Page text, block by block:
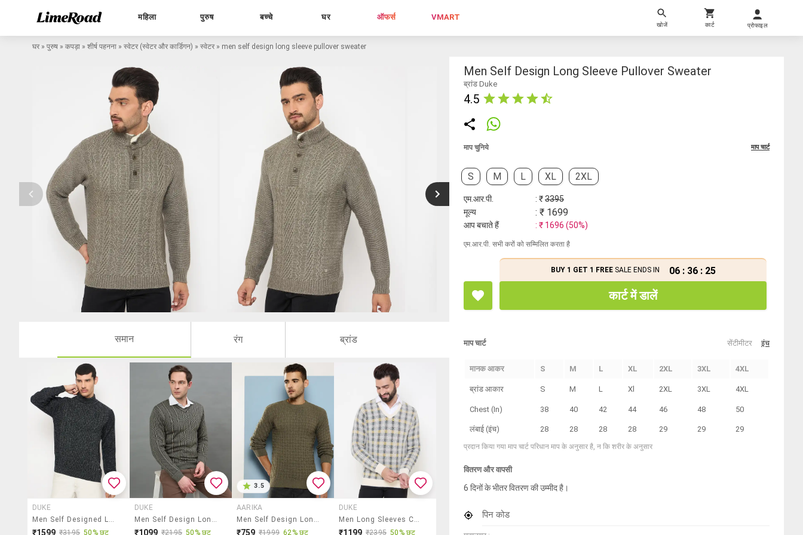
महिला पुरुष बच्चे घर ऑफर्स VMART
खोजें कार्ट प्रोफाइल
घर » पुरुष » कपड़ा » शीर्ष पहनना » स्वेटर (स्वेटर और कार्डिगन) » स्वेटर » men self design long sleeve pullover sweater
समान रंग ब्रांड
DUKE
Men Self Designed Long Sleeve Pullover
₹1599 ₹3195 50% छूट
DUKE
Men Self Design Long Sleeve Regualr Fit Pullover
₹1099 ₹2195 50% छूट
3.5
AARIKA
Men Self Design Long Sleeve Regular Fit Pullover
₹759 ₹1999 62% छूट
DUKE
Men Long Sleeves Checkered Pullover
₹1199 ₹2395 50% छूट
Men Self Design Long Sleeve Pullover Sweater
ब्रांड Duke
4.5
माप चुनिये माप चार्ट
S M L XL 2XL
एम.आर.पी. : ₹3395
मूल्य
: ₹ 1699
आप बचाते हैं : ₹ 1696 (50%)
एम.आर.पी. सभी करों को सम्मिलित करता है
BUY 1 GET 1 FREESALE ENDS IN 06 : 36 : 25
कार्ट में डालें
माप चार्ट सेंटीमीटर इंच
मानक आकर S M L XL 2XL 3XL 4XL
ब्रांड आकार S M L Xl 2XL 3XL 4XL
Chest (In) 38 40 42 44 46 48 50
लंबाई (इंच) 28 28 28 28 29 29 29
प्रदान किया गया माप चार्ट परिधान माप के अनुसार है, न कि शरीर के अनुसार
वितरण और वापसी
6 दिनों के भीतर वितरण की उम्मीद है।
पिन कोड